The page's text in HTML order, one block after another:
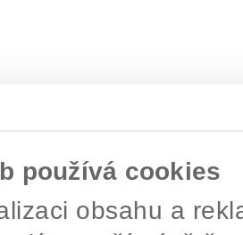
používá cookies
obsahu a